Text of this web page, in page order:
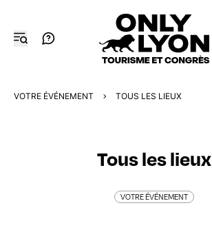
VOTRE ÉVÉNEMENT TOUS LES LIEUX
Tous les lieux
VOTRE ÉVÉNEMENT